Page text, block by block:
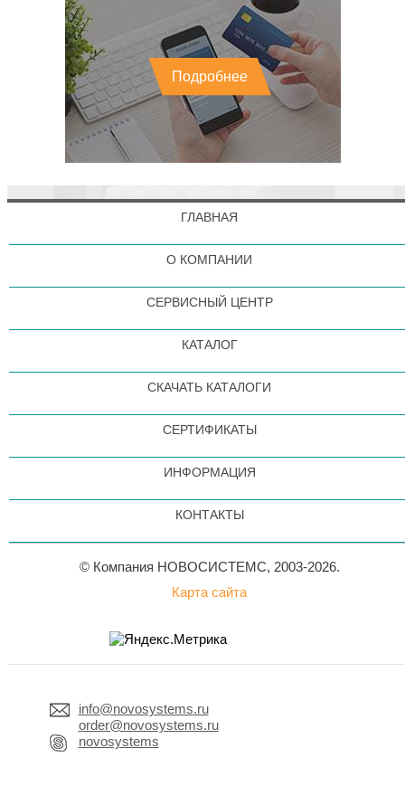
Подробнее
ГЛАВНАЯ
О КОМПАНИИ
СЕРВИСНЫЙ ЦЕНТР
КАТАЛОГ
СКАЧАТЬ КАТАЛОГИ
СЕРТИФИКАТЫ
ИНФОРМАЦИЯ
КОНТАКТЫ
© Компания НОВОСИСТЕМС, 2003-2026.
Карта сайта
info@novosystems.ru
order@novosystems.ru
novosystems